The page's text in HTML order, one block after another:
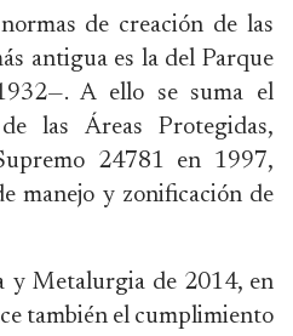
de creación de las
antigua es la del Parque
A ello se suma el
las Áreas Protegidas,
24781 en 1997,
manejo y zonificación de
y Metalurgia de 2014, en
también el cumplimiento